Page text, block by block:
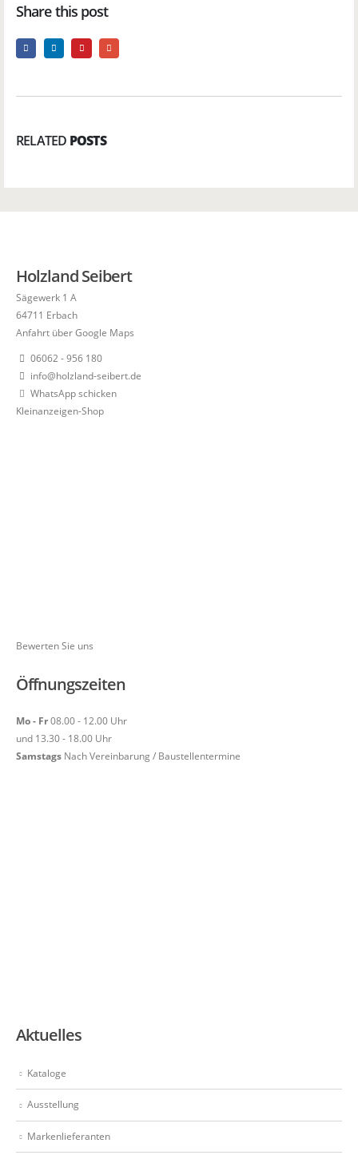
Share this post
RELATED POSTS
Holzland Seibert
Sägewerk 1 A
64711 Erbach
Anfahrt über Google Maps
06062 - 956 180
info@holzland-seibert.de
WhatsApp schicken
Kleinanzeigen-Shop
Bewerten Sie uns
Öffnungszeiten
Mo - Fr08.00 - 12.00 Uhr
und 13.30 - 18.00 Uhr
Samstags Nach Vereinbarung / Baustellentermine
Aktuelles
Kataloge
Ausstellung
Markenlieferanten